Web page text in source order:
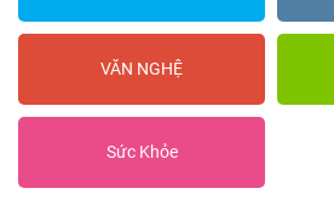
VĂN NGHỆ
Sức Khỏe